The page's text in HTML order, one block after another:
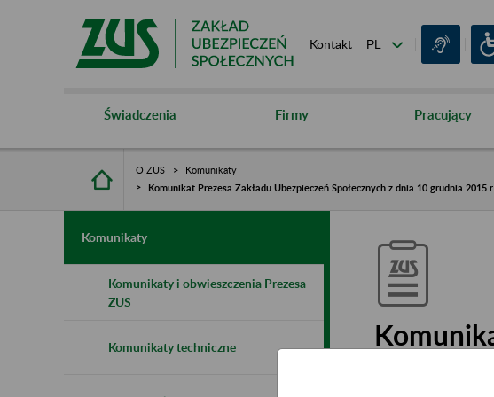
Kontakt
Świadczenia Firmy Pracujący
O ZUS
Komunikaty
Komunikat Prezesa Zakładu Ubezpieczeń Społecznych z dnia 10 grudnia
Komunikaty
Komunikaty i obwieszczenia Prezesa
ZUS
Komunikaty techniczne